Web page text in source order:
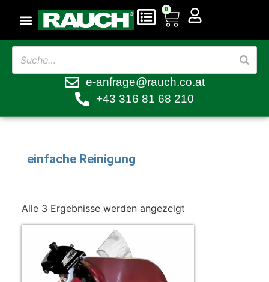
0
e-anfrage@rauch.co.at
+43 316 81 68 210
einfache Reinigung
Alle 3 Ergebnisse werden angezeigt